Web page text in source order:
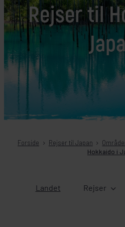
Rejser til
Forside Rejser til Japan
Hokkaido i
Landet Rejser